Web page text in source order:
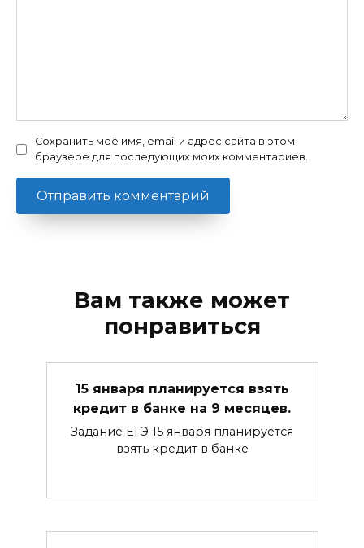
Сохранить моё имя, email и адрес сайта в этом
браузере для последующих моих комментариев.
Вам также может
понравиться
15 января планируется взять
кредит в банке на 9 месяцев.
Задание ЕГЭ 15 января планируется
взять кредит в банке